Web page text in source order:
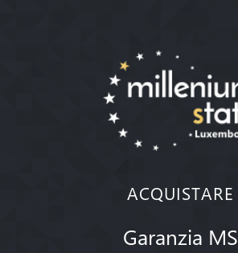
ACQUISTARE
Garanzia MS